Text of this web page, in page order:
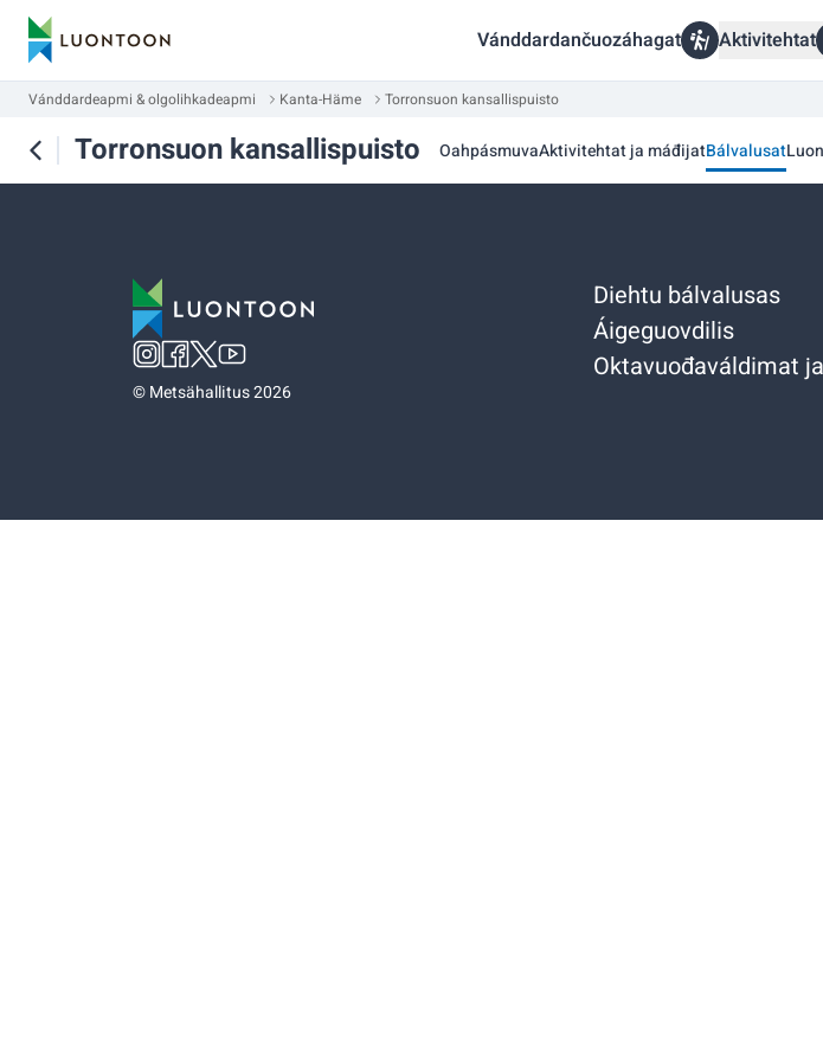
Vánddardančuozáhagat Aktivitehtat
Vánddardeapmi & olgolihkadeapmi Kanta-Häme Torronsuon kansallispuisto
Torronsuon kansallispuisto OahpásmuvaAktivitehtat ja máđijatBálvalusat
©Metsähallitus 2026
Diehtu bálvalusas
Áigeguovdilis
Oktavuođaváldimat